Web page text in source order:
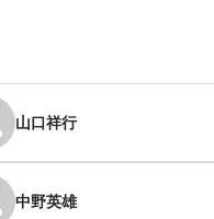
山口祥行
中野英雄